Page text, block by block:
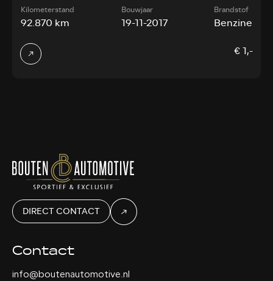
Kilometerstand
92.870 km
Bouwjaar
19-11-2017
Brandstof
Benzine
€ 1,-
DIRECT CONTACT
Contact
info@boutenautomotive.nl